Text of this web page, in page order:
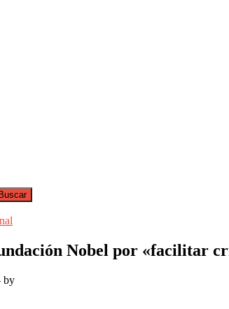
Nobel por «facilitar
by